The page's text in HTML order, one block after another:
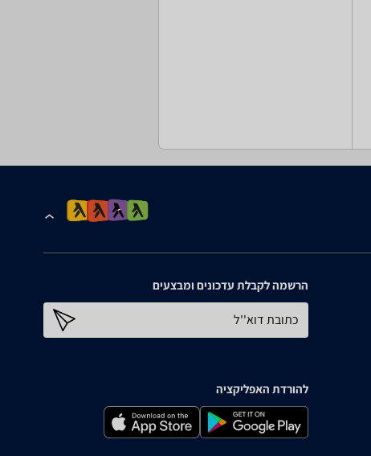
הרשמה לקבלת עדכונים ומבצעים
כתובת דוא''ל
להורדת האפליקציה